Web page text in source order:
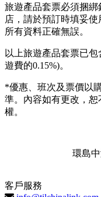
旅遊產品套票必須捆
店，請於預訂時填妥
所有資料正確無誤。
以上旅遊產品套票已
遊費的0.15%)。
*優惠、班次及票價以
準。內容如有更改，
權。
環島
客戶服務